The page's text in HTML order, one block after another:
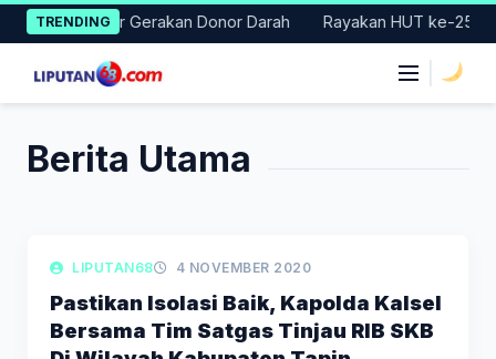
Skip
to
content
TRENDING
Gelar Gerakan Donor Darah Rayakan HUT ke-25,
Berita Utama
LIPUTAN KEPOLISIAN
LIPUTAN68 4 NOVEMBER 2020
Pastikan Isolasi Baik, Kapolda Kalsel
Bersama Tim Satgas Tinjau RIB SKB